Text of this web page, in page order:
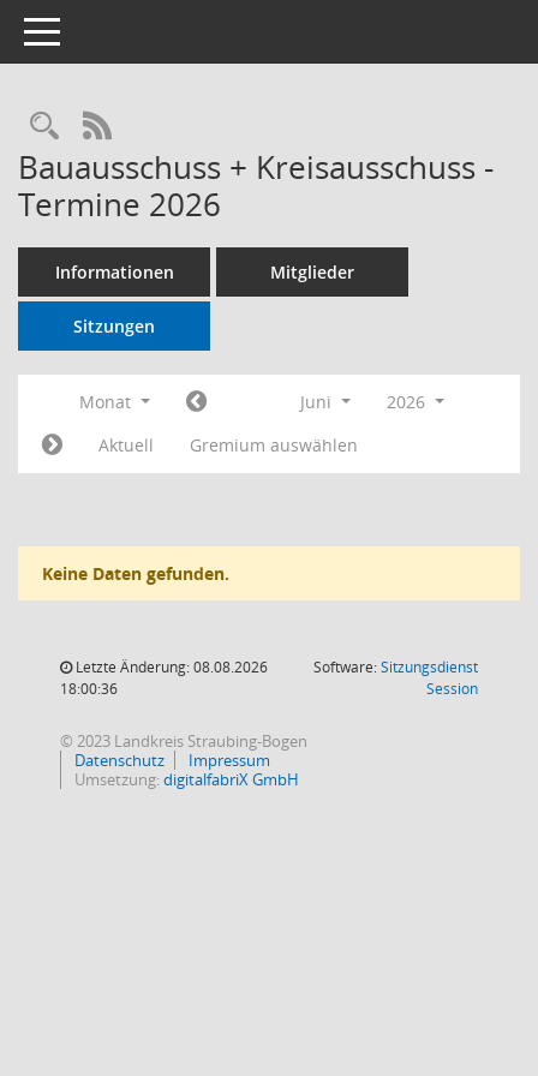
Toggle navigation
RSS-Feed
Bauausschuss + Kreisausschuss -
Termine 2026
Informationen Mitglieder
Sitzungen
Monat Juni
2026
Aktuell
Gremium auswählen
Keine Daten gefunden.
Letzte Änderung: 08.08.2026
18:00:36
Software:Sitzungsdienst
Session(Wird in
© 2023 Landkreis Straubing-Bogen
Datenschutz
Impressum
Umsetzung:digitalfabriX GmbH